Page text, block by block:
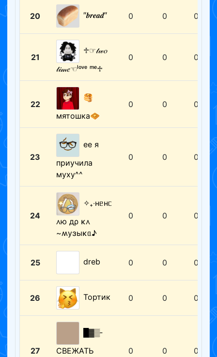
20 ″𝒃𝒓𝒆𝒂𝒅″ 0 0 0
21
♱☞𝓉𝓌𝑜
𝓉𝒾𝓂𝑒☜ˡᵒᵛᵉ ᵐᵉ♱
0 0 0
22
🥞
мятошка🧇
0 0 0
23
ее я
приучила
муху^^
0 0 0
24
✧₊‧нᥱнᥴ
᧘ю дρ κ᧘
~ʍуɜыκᥲ♪
0 0 0
25 dreb 0 0 0
26 Тортик 0 0 0
27
█▓▒­
СВЕЖАТЬ
0 0 0